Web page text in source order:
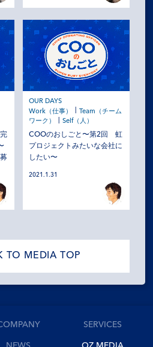
OUR DAYS
Work（仕事）
Team（チーム
ワーク）
Self（人）
COOのおしごと〜第2回 虹
プロジェクトみたいな会社に
したい〜
2021.1.31
TO MEDIA TOP
SERVICES